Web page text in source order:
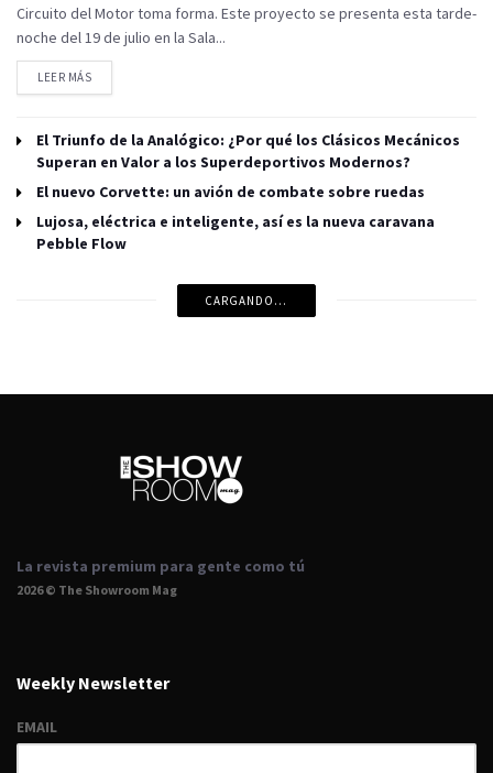
Circuito del Motor toma forma. Este proyecto se presenta esta tarde-
noche del 19 de julio en la Sala...
LEER MÁS
El Triunfo de la Analógico: ¿Por qué los Clásicos Mecánicos
Superan en Valor a los Superdeportivos Modernos?
El nuevo Corvette: un avión de combate sobre ruedas
Lujosa, eléctrica e inteligente, así es la nueva caravana
Pebble Flow
CARGANDO...
La revista premium para gente como tú
2026 © The Showroom Mag
Weekly Newsletter
EMAIL